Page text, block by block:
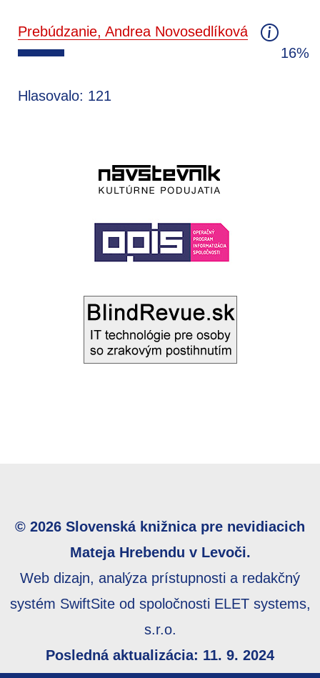
Prebúdzanie, Andrea Novosedlíková
16%
Hlasovalo: 121
© 2026 Slovenská knižnica pre nevidiacich
Mateja Hrebendu v Levoči.
Web dizajn, analýza prístupnosti a redakčný
systém SwiftSite od spoločnosti ELET systems,
s.r.o.
Posledná aktualizácia: 11. 9. 2024